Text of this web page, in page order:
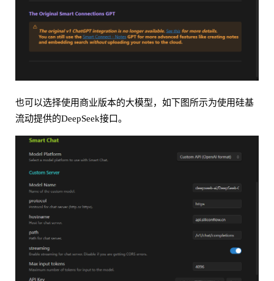
也可以选择使用商业版本的大模型，如下图所示为使用硅基
流动提供的DeepSeek接口。